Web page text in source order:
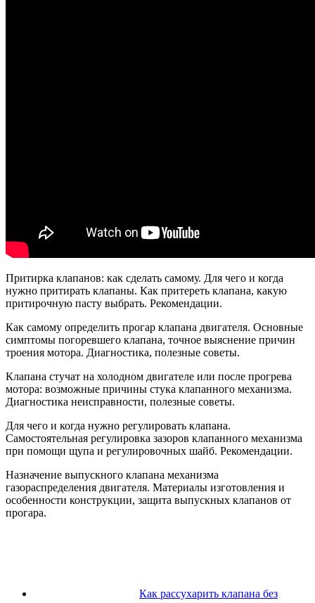
Притирка клапанов: как сделать самому. Для чего и когда
нужно притирать клапаны. Как притереть клапана, какую
притирочную пасту выбрать. Рекомендации.
Как самому определить прогар клапана двигателя. Основные
симптомы погоревшего клапана, точное выяснение причин
троения мотора. Диагностика, полезные советы.
Клапана стучат на холодном двигателе или после прогрева
мотора: возможные причины стука клапанного механизма.
Диагностика неисправности, полезные советы.
Для чего и когда нужно регулировать клапана.
Самостоятельная регулировка зазоров клапанного механизма
при помощи щупа и регулировочных шайб. Рекомендации.
Назначение выпускного клапана механизма
газораспределения двигателя. Материалы изготовления и
особенности конструкции, защита выпускных клапанов от
прогара.
Как рассухарить клапана без